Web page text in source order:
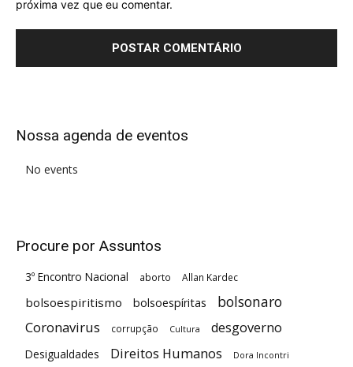
próxima vez que eu comentar.
Nossa agenda de eventos
No events
Procure por Assuntos
3º Encontro Nacional aborto Allan Kardec
bolsoespiritismo bolsoespíritas bolsonaro
Coronavirus corrupção Cultura desgoverno
Desigualdades Direitos Humanos Dora Incontri